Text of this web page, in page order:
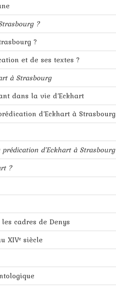
?
?
et de ses textes ?
à Strasbourg
dans la vie d’Eckhart
d’Eckhart à Strasbourg
d’Eckhart à Strasbourg
?
cadres de Denys
XIVesiècle